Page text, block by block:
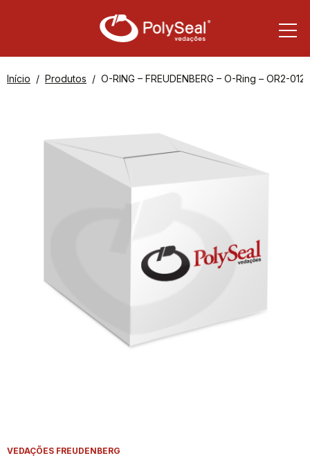
Início Produtos O-RING – FREUDENBERG – O-Ring – OR2-
VEDAÇÕES FREUDENBERG